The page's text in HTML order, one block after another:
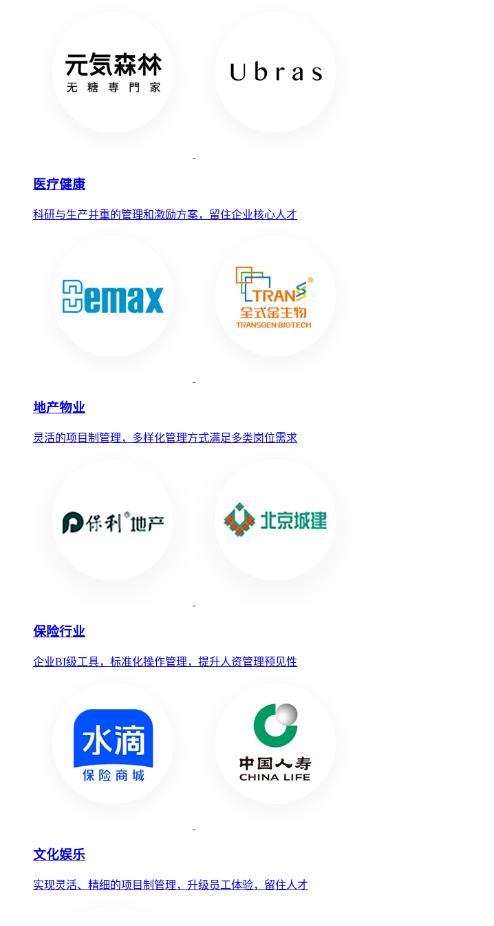
医疗健康
科研与生产并重的管理和激励方案，留住企业核心人才
地产物业
灵活的项目制管理，多样化管理方式满足多类岗位需求
保险行业
企业BI级工具，标准化操作管理，提升人资管理预见性
文化娱乐
实现灵活、精细的项目制管理，升级员工体验，留住人才